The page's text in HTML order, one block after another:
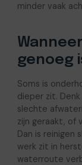
minder vaak
genoeg
Soms is
dieper zit.
slechte
zijn geraakt, of
Dan is reinigen
werk zit in
waterroute